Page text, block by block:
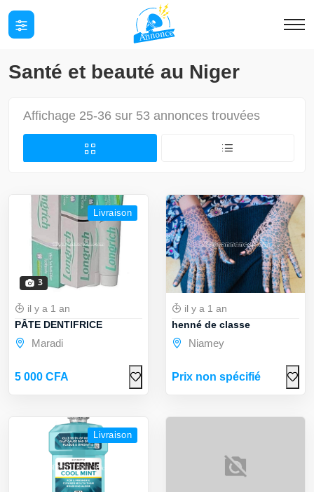
Santé et beauté au Niger
Affichage 25-36 sur 53 annonces trouvées
3
Livraison
il y a 1 an
PÂTE DENTIFRICE
Maradi
5 000 CFA
il y a 1 an
henné de classe
Niamey
Prix non spécifié
Livraison